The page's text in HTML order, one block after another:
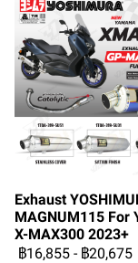
Exhaust
MAGNUM115 For
X-MAX300 2023+
฿16,855 - ฿20,675